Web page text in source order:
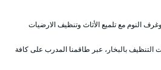
النوم مع تلميع الأثاث وتنظيف الارضيات
بالبخار، عبر طاقمنا المدرب على كافة